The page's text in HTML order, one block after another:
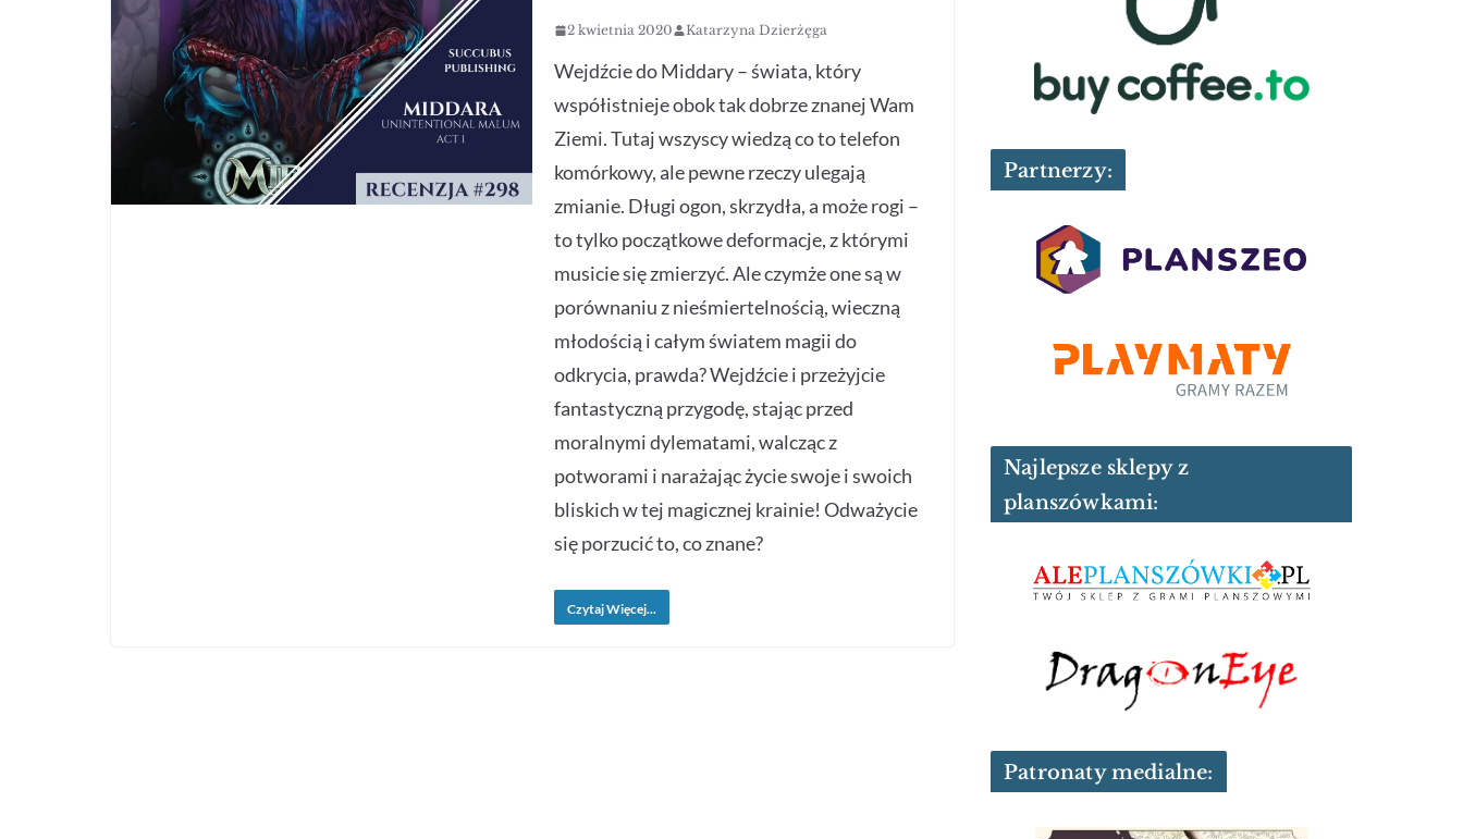
2 kwietnia 2020 Katarzyna Dzierżęga
Wejdźcie do Middary – świata, który
współistnieje obok tak dobrze znanej Wam
Ziemi. Tutaj wszyscy wiedzą co to telefon
komórkowy, ale pewne rzeczy ulegają
zmianie. Długi ogon, skrzydła, a może rogi –
to tylko początkowe deformacje, z którymi
musicie się zmierzyć. Ale czymże one są w
porównaniu z nieśmiertelnością, wieczną
młodością i całym światem magii do
odkrycia, prawda? Wejdźcie i przeżyjcie
fantastyczną przygodę, stając przed
moralnymi dylematami, walcząc z
potworami i narażając życie swoje i swoich
bliskich w tej magicznej krainie! Odważycie
się porzucić to, co znane?
Czytaj Więcej...
Partnerzy:
Najlepsze sklepy z
planszówkami:
Patronaty medialne: